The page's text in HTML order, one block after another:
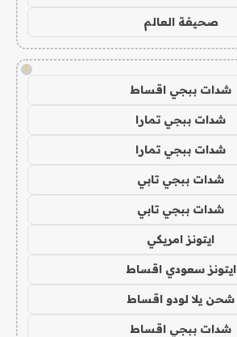
صحيفة العالم
!
شدات ببجي اقساط
شدات ببجي تمارا
شدات ببجي تمارا
شدات ببجي تابي
شدات ببجي تابي
ايتونز امريكي
ايتونز سعودي اقساط
شحن يلا لودو اقساط
شدات ببجي اقساط